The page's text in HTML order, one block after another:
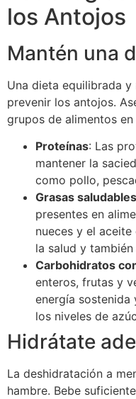
los Antojos
Mantén una
Una dieta equilibrada
prevenir los antojos.
grupos de alimentos
Proteínas: Las
mantener la
como pollo,
Grasas saludables
presentes en
nueces y el
la salud y
Carbohidratos
enteros, frutas y
energía sostenida
los niveles de
Hidrátate
La deshidratación a
hambre. Bebe